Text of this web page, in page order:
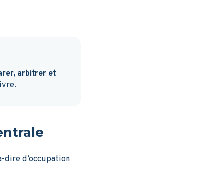
arbitrer et
dire d’occupation